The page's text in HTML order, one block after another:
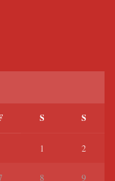
S S
1 2
8 9